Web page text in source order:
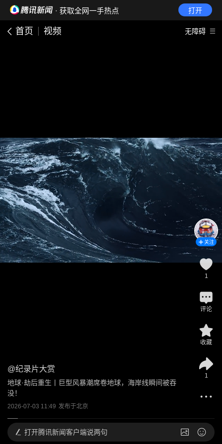
· 获取全网一手热点 打开
首页 视频 无障碍
@纪录片大赏
地球·劫后重生丨巨型风暴潮席卷地球，海岸线瞬间被吞
没！
2026-07-03 11:49 发布于北京
关注
1
评论
收藏
1
打开腾讯新闻客户端说两句